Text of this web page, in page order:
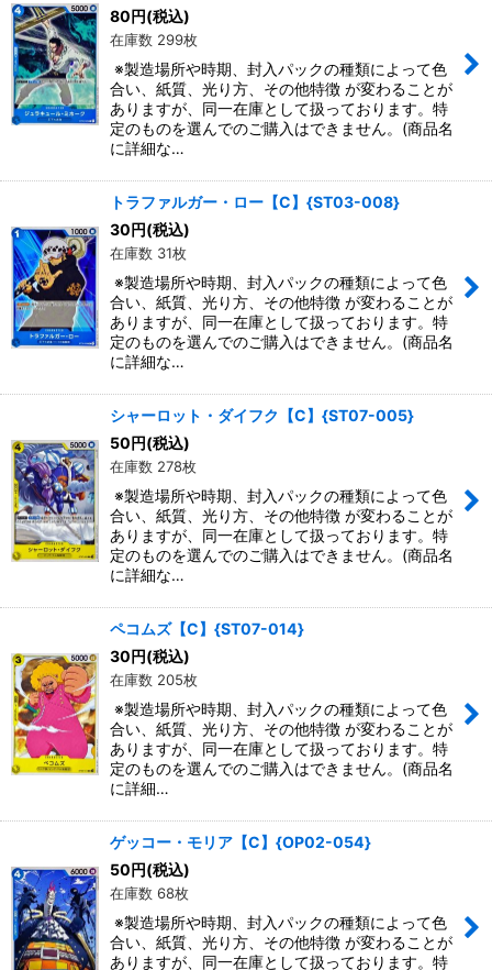
80円(税込)
在庫数 299枚
※製造場所や時期、封入パックの種類によって色
合い、紙質、光り方、その他特徴 が変わることが
ありますが、同一在庫として扱っております。特
定のものを選んでのご購入はできません。(商品名
に詳細な…
トラファルガー・ロー【C】{ST03-008}
30円(税込)
在庫数 31枚
※製造場所や時期、封入パックの種類によって色
合い、紙質、光り方、その他特徴 が変わることが
ありますが、同一在庫として扱っております。特
定のものを選んでのご購入はできません。(商品名
に詳細な…
シャーロット・ダイフク【C】{ST07-005}
50円(税込)
在庫数 278枚
※製造場所や時期、封入パックの種類によって色
合い、紙質、光り方、その他特徴 が変わることが
ありますが、同一在庫として扱っております。特
定のものを選んでのご購入はできません。(商品名
に詳細な…
ペコムズ【C】{ST07-014}
30円(税込)
在庫数 205枚
※製造場所や時期、封入パックの種類によって色
合い、紙質、光り方、その他特徴 が変わることが
ありますが、同一在庫として扱っております。特
定のものを選んでのご購入はできません。(商品名
に詳細…
ゲッコー・モリア【C】{OP02-054}
50円(税込)
在庫数 68枚
※製造場所や時期、封入パックの種類によって色
合い、紙質、光り方、その他特徴 が変わることが
ありますが、同一在庫として扱っております。特